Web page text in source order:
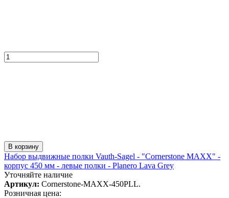
В корзину
Набор выдвижные полки Vauth-Sagel - "Cornerstone MAXX" -
корпус 450 мм - левые полки - Planero Lava Grey
Уточняйте наличие
Артикул: Cornerstone-MAXX-450PLL.
Розничная цена: